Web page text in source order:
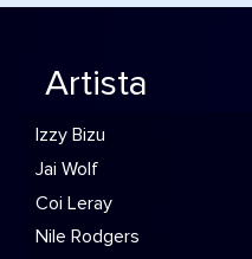
Artista
Izzy Bizu
Jai Wolf
Coi Leray
Nile Rodgers